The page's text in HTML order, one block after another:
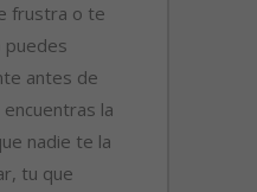
frustra o te
puedes
antes de
la
nadie te la
tu que